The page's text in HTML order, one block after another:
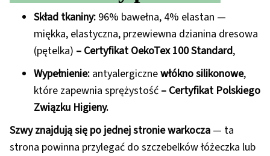
Skład tkaniny: 96% bawełna, 4% elastan —
miękka, elastyczna, przewiewna dzianina dresowa
(pętelka) – Certyfikat OekoTex 100 Standard,
Wypełnienie: antyalergicznewłókno silikonowe,
które zapewnia sprężystość – Certyfikat Polskiego
Związku Higieny.
Szwy znajdują się po jednej stronie warkocza — ta
strona powinna przylegać do szczebelków łóżeczka lub